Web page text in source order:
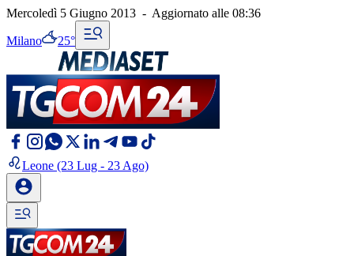
Mercoledì 5 Giugno 2013 - Aggiornato alle 08:36
Milano 25°
Leone (23 Lug - 23 Ago)